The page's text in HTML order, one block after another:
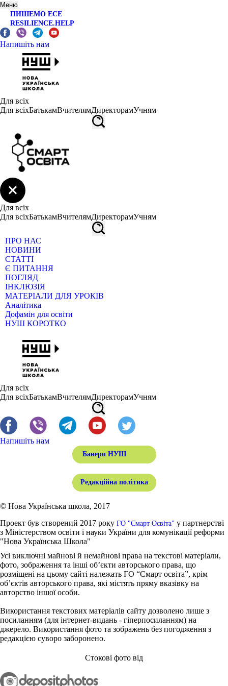
Меню
ПИШЕМО ЕСЕ
RESILIENCE.HELP
Напишіть нам
Для всіх
Для всіхБатькамВчителямДиректорамУчням
Для всіх
Для всіхБатькамВчителямДиректорамУчням
ПРО НАС
НОВИНИ
СТАТТІ
Є ПИТАННЯ
ПОГЛЯД
ІНКЛЮЗІЯ
МАТЕРІАЛИ ДЛЯ УРОКІВ
Аналітика
Дофамін для освіти
НУШ КОРОТКО
Для всіх
Для всіхБатькамВчителямДиректорамУчням
Напишіть нам
Банери НУШ
Редакційна політика
© Нова Українська школа, 2017
Проект був створений 2017 року ГО "Смарт Освіта" у партнерстві
з Міністерством освіти і науки України для комунікації реформи
"Нова Українська Школа"
Усі виключні майнові й немайнові права на текстові матеріали,
фото, зображення та інші об’єкти авторського права, що
розміщені на цьому сайті належать ГО “Смарт освіта”, крім
об’єктів авторського права, які містять пряму вказівку на
авторство іншої особи.
Використання текстових матеріалів сайту дозволено лише з
посиланням (для інтернет-видань - гіперпосиланням) на
джерело. Використання фото та зображень без погодження з
редакцією суворо заборонено.
Стокові фото від